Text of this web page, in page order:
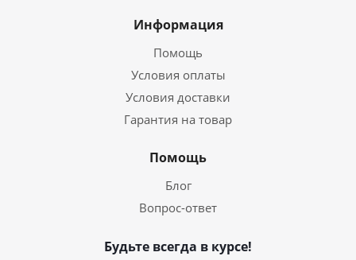
Информация
Помощь
Условия оплаты
Условия доставки
Гарантия на товар
Помощь
Блог
Вопрос-ответ
Будьте всегда в курсе!